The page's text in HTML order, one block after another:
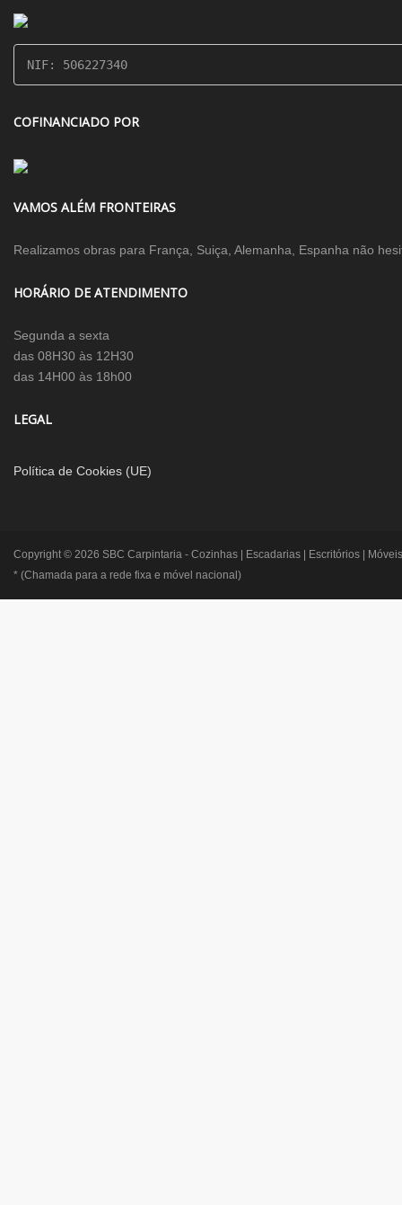
NIF: 506227340
COFINANCIADO POR
VAMOS ALÉM FRONTEIRAS
Realizamos obras para França, Suiça, Alemanha, Espanha não
HORÁRIO DE ATENDIMENTO
Segunda a sexta
das 08H30 às 12H30
das 14H00 às 18h00
LEGAL
Política de Cookies (UE)
Copyright © 2026 SBC Carpintaria - Cozinhas | Escadarias | Escritórios |
* (Chamada para a rede fixa e móvel nacional)